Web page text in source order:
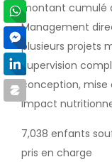
montant cumulé
Management
plusieurs projets
Supervision
conception, mise
Impact
7,038 enfants
pris en charge